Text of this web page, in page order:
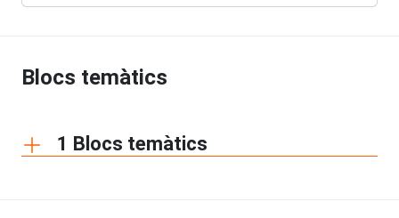
Blocs temàtics
1 Blocs temàtics